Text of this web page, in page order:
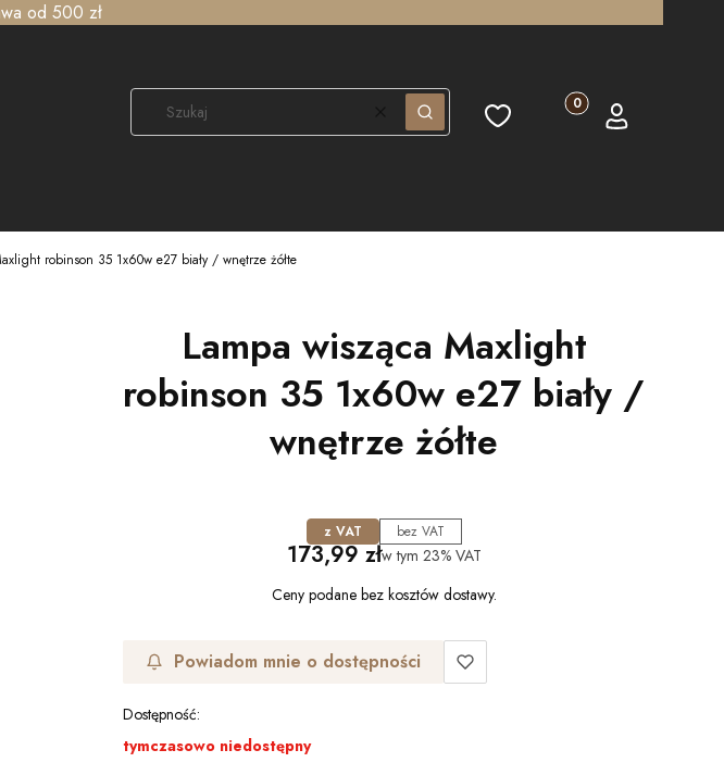
od 500 zł
WyczyśćSzukaj Ulubione Produkty w koszyku:
Koszyk Zaloguj się
robinson 35 1x60w e27 biały / wnętrze żółte
Lampa wisząca Maxlight
robinson 35 1x60w e27 biały /
wnętrze żółte
z VAT bez VAT
Cena
173,99 złw tym 23% VAT
Ceny podane bez kosztów dostawy.
Powiadom mnie o dostępności
Dostępność:
tymczasowo niedostępny